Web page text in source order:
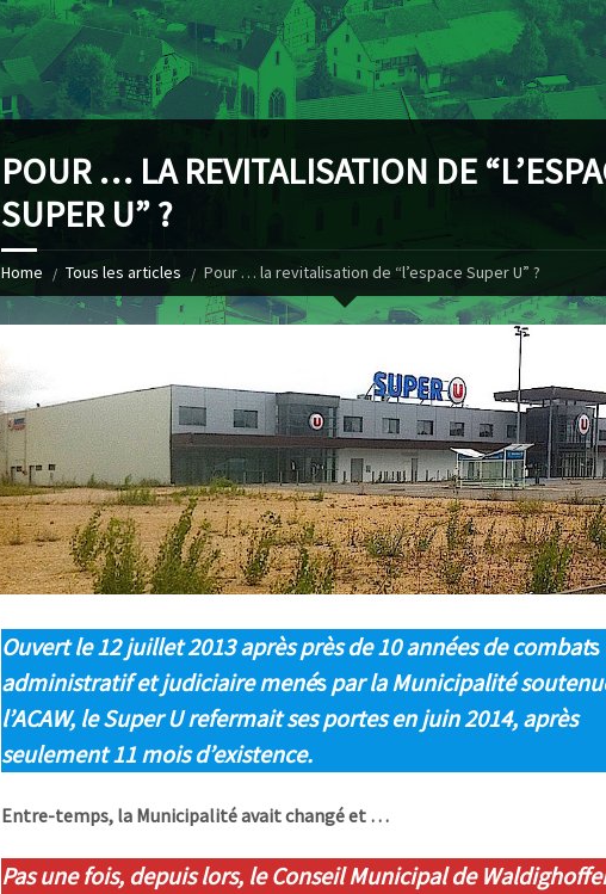
POUR … LA REVITALISATION DE
SUPER U” ?
Home Tous les articles Pour … la revitalisation de “l’espace Super U” ?
Ouvert le 12 juillet 2013 après près de 10 années de combats
administratif et judiciaire menéspar la Municipalité
l’ACAW, le Super U refermait ses portes en juin 2014, après
seulement 11 mois d’existence.
Entre-temps, la Municipalité avait changé et …
Pas une fois, depuis lors, le Conseil Municipal de